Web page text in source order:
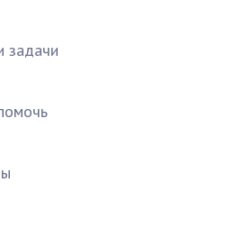
задачи